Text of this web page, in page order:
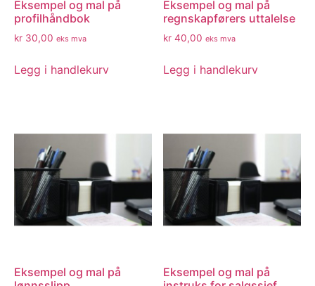
Eksempel og mal på
profilhåndbok
kr 30,00 eks mva
Legg i handlekurv
Eksempel og mal på
regnskapførers uttalelse
kr 40,00 eks mva
Legg i handlekurv
Eksempel og mal på
Eksempel og mal på